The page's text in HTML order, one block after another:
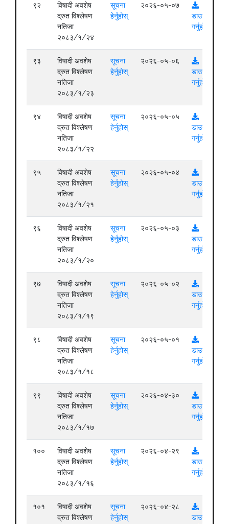
९२
विषादी अवशेष
द्रुत विश्लेषण
नतिजा
२०८३/१/२४
सूचना
हेर्नुहोस्
२०२६-०५-०७
डाउनलोड
गर्नुहोस्
९३
विषादी अवशेष
द्रुत विश्लेषण
नतिजा
२०८३/१/२३
सूचना
हेर्नुहोस्
२०२६-०५-०६
डाउनलोड
गर्नुहोस्
९४
विषादी अवशेष
द्रुत विश्लेषण
नतिजा
२०८३/१/२२
सूचना
हेर्नुहोस्
२०२६-०५-०५
डाउनलोड
गर्नुहोस्
९५
विषादी अवशेष
द्रुत विश्लेषण
नतिजा
२०८३/१/२१
सूचना
हेर्नुहोस्
२०२६-०५-०४
डाउनलोड
गर्नुहोस्
९६
विषादी अवशेष
द्रुत विश्लेषण
नतिजा
२०८३/१/२०
सूचना
हेर्नुहोस्
२०२६-०५-०३
डाउनलोड
गर्नुहोस्
९७
विषादी अवशेष
द्रुत विश्लेषण
नतिजा
२०८३/१/१९
सूचना
हेर्नुहोस्
२०२६-०५-०२
डाउनलोड
गर्नुहोस्
९८
विषादी अवशेष
द्रुत विश्लेषण
नतिजा
२०८३/१/१८
सूचना
हेर्नुहोस्
२०२६-०५-०१
डाउनलोड
गर्नुहोस्
९९
विषादी अवशेष
द्रुत विश्लेषण
नतिजा
२०८३/१/१७
सूचना
हेर्नुहोस्
२०२६-०४-३०
डाउनलोड
गर्नुहोस्
१००
विषादी अवशेष
द्रुत विश्लेषण
नतिजा
२०८३/१/१६
सूचना
हेर्नुहोस्
२०२६-०४-२९
डाउनलोड
गर्नुहोस्
१०१
विषादी अवशेष
द्रुत विश्लेषण
सूचना
हेर्नुहोस्
२०२६-०४-२८
डाउनलोड